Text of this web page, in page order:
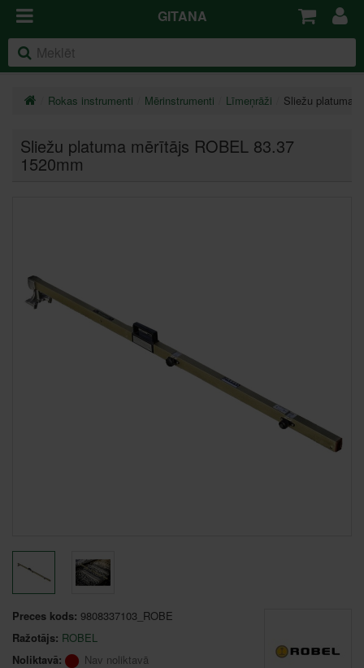
GITANA
Rokas instrumenti Mērinstrumenti Līmeņrāži Sliežu platuma
Sliežu platuma mērītājs ROBEL 83.37
1520mm
Preces kods: 9808337103_ROBE
Ražotājs: ROBEL
Noliktavā:
Nav noliktavā